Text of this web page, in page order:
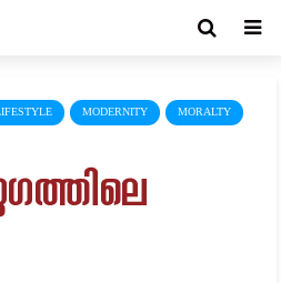
MODERNITY MORALTY